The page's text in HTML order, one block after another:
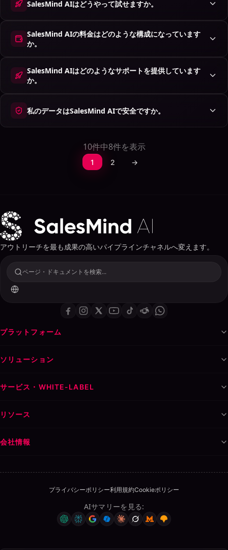
SalesMind AIはどうやって試せますか。
SalesMind AIの料金はどのような構成になっています
か。
SalesMind AIはどのようなサポートを提供しています
か。
私のデータはSalesMind AIで安全ですか。
10件中8件を表示
1 2 →
アウトリーチを最も成果の高いパイプラインチャネルへ変えます。
ページ・ドキュメントを検索...
プラットフォーム
ソリューション
サービス・WHITE-LABEL
リソース
会社情報
プライバシーポリシー利用規約Cookieポリシー
AIサマリーを見る: